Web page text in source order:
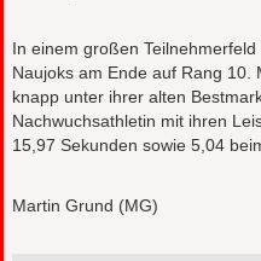
In einem großen
Naujoks am Ende auf Rang 10.
knapp unter ihrer alten
Nachwuchsathletin mit ihren
15,97 Sekunden sowie 5,04
Martin Grund (MG)